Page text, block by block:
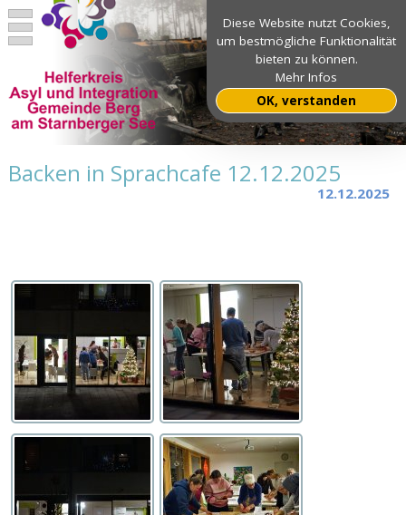
Backen in Sprachcafe 12.12.2025
12.12.2025
Diese Website nutzt Cookies,
um bestmögliche Funktionalität
bieten zu können.
Mehr Infos
OK, verstanden